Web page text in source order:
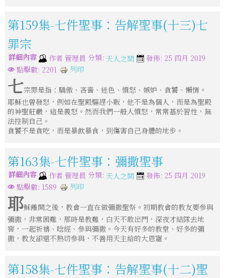
第159集-七件聖事：告解聖事(十三)七
罪宗
詳細內容 作者 管理員 分類: 天人之間
發佈: 25 四月 2019
點擊數: 2201
列印
七宗罪是指：驕傲、吝嗇、迷色、憤怒、嫉妒、貪饕、懶惰。
耶穌也曾發怒，例如在聖殿驅趕小販，他不是為個人，而是為聖殿
的神聖莊嚴，這是義怒。然而我們一般人憤怒，常常基於習性，無
法控制自己。
貪饕不是貪吃，而是暴飲暴食，到傷害自己身體的地步。
第163集-七件聖事：彌撒聖事
詳細內容 作者 管理員 分類: 天人之間
發佈: 25 四月 2019
點擊數: 1589
列印
耶穌離開之後，教會一直在做彌撒聖祭。初期教會的教友要參與
彌撒，非常困難，那時是教難，白天不敢出門，深夜才結隊去地
窖，一起祈禱、唸經、參與彌撒。今天有好多的教堂、好多的彌
撒，教友卻還不熱切參與，不善用天主給的大恩寵。
第158集-七件聖事：告解聖事(十二)聖